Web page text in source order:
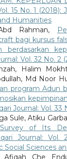
15 No. 1
Humanities
Rahman,
bagi kursus
berdasarkan
Vol. 32 No. 2
Halim
Md Noor
program Adun
Journal: Vol. 33
Sule, Atiku
of Its
Journal: Vol.
Social Sciences
Afiqah Che